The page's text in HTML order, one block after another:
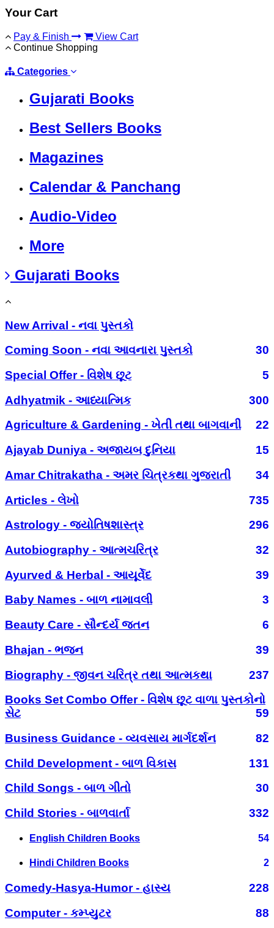
Your Cart
Pay & Finish
View Cart
Continue Shopping
Categories
Gujarati Books
Best Sellers Books
Magazines
Calendar & Panchang
Audio-Video
More
Gujarati Books
New Arrival - નવા પુસ્તકો
Coming Soon - નવા આવનારા પુસ્તકો
30
Special Offer - વિશેષ છૂટ
5
Adhyatmik - આધ્યાત્મિક
300
Agriculture & Gardening - ખેતી તથા બાગવાની
22
Ajayab Duniya - અજાયબ દુનિયા
15
Amar Chitrakatha - અમર ચિત્રકથા ગુજરાતી
34
Articles - લેખો
735
Astrology - જ્યોતિષશાસ્ત્ર
296
Autobiography - આત્મચરિત્ર
32
Ayurved & Herbal - આયૂર્વેદ
39
Baby Names - બાળ નામાવલી
3
Beauty Care - સૌન્દર્ય જતન
6
Bhajan - ભજન
39
Biography - જીવન ચરિત્ર તથા આત્મકથા
237
Books Set Combo Offer - વિશેષ છૂટ વાળા પુસ્તકોનો
સેટ
59
Business Guidance - વ્યવસાય માર્ગદર્શન
82
Child Development - બાળ વિકાસ
131
Child Songs - બાળ ગીતો
30
Child Stories - બાળવાર્તા
332
English Children Books 54
Hindi Children Books 2
Comedy-Hasya-Humor - હાસ્ય
228
Computer - કમ્પ્યુટર
88